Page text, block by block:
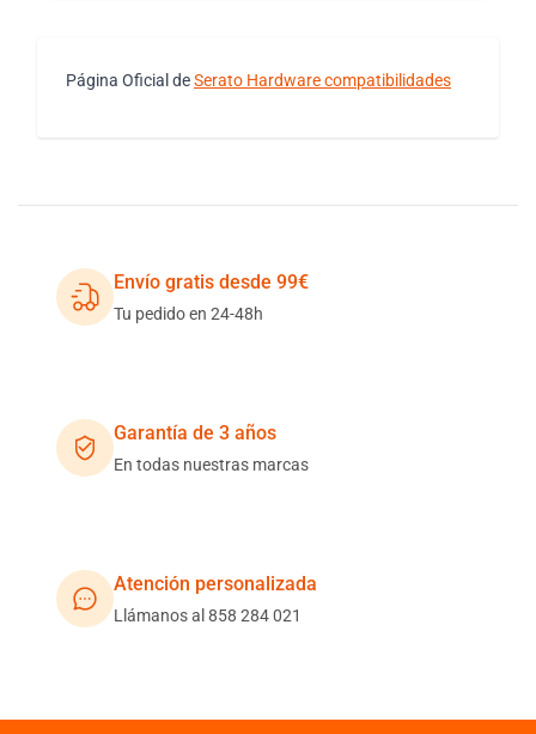
Página Oficial deSerato Hardware compatibilidades
Envío gratis desde 99€
Tu pedido en 24-48h
Garantía de 3 años
En todas nuestras marcas
Atención personalizada
Llámanos al 858 284 021